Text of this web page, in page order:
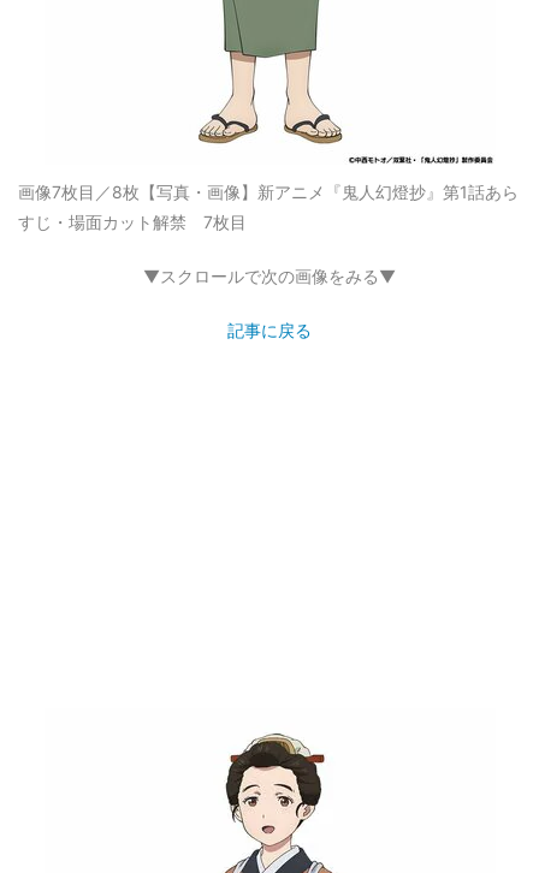
画像7枚目／8枚 【写真・画像】新アニメ『鬼人幻燈抄』第1話あら
すじ・場面カット解禁 7枚目
▼スクロールで次の画像をみる▼
記事に戻る